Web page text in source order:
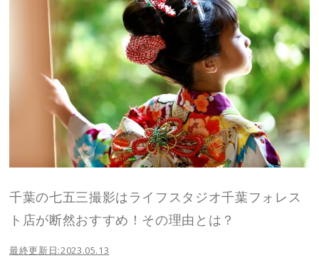
千葉の七五三撮影はライフスタジオ千葉フォレス
ト店が断然おすすめ！その理由とは？
最終更新日:2023.05.13